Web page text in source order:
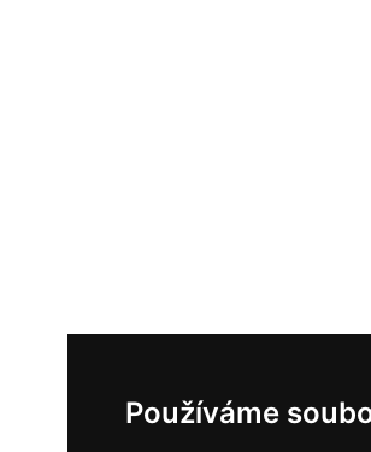
Používáme